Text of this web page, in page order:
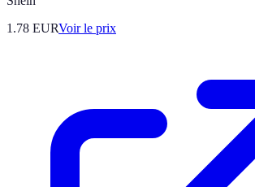
1.78 EURVoir le prix